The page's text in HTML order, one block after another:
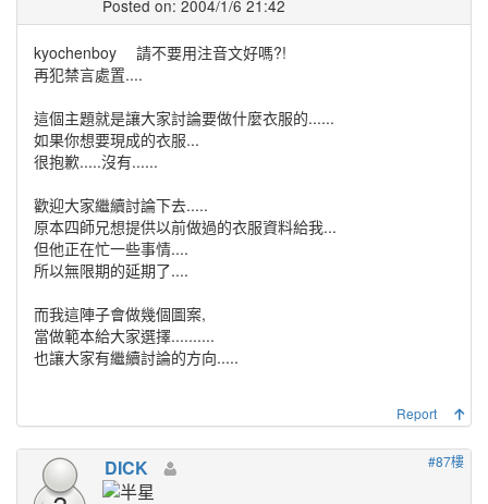
Posted on: 2004/1/6 21:42
kyochenboy
請不要用注音文好嗎?!
再犯禁言處置....
這個主題就是讓大家討論要做什麼衣服的......
如果你想要現成的衣服...
很抱歉.....沒有......
歡迎大家繼續討論下去.....
原本四師兄想提供以前做過的衣服資料給我...
但他正在忙一些事情....
所以無限期的延期了....
而我這陣子會做幾個圖案,
當做範本給大家選擇..........
也讓大家有繼續討論的方向.....
Report
#87樓
DICK